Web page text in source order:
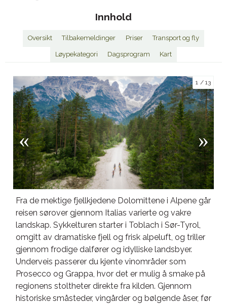
Innhold
Oversikt Tilbakemeldinger Priser Transport og fly
Løypekategori Dagsprogram Kart
1 13
Fra de mektige fjellkjedene Dolomittene i Alpene går
reisen sørover gjennom Italias varierte og vakre
landskap. Sykkelturen starter i Toblach i Sør-Tyrol,
omgitt av dramatiske fjell og frisk alpeluft, og triller
gjennom frodige dalfører og idylliske landsbyer.
Underveis passerer du kjente vinområder som
Prosecco og Grappa, hvor det er mulig å smake på
regionens stoltheter direkte fra kilden. Gjennom
historiske småsteder, vingårder og bølgende åser, før